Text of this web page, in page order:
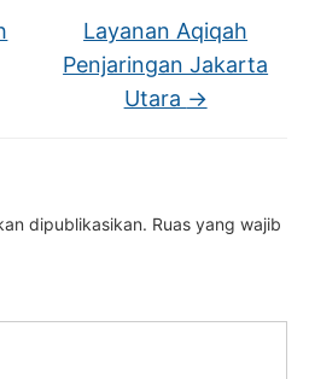
Layanan Aqiqah
Penjaringan Jakarta
Utara →
dipublikasikan. Ruas yang wajib